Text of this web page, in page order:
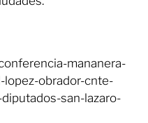
mananera-
lopez-obrador-cnte-
san-lazaro-